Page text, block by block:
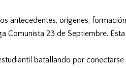
antecedentes, orígenes,
Comunista 23 de Septiembre.
batallando por